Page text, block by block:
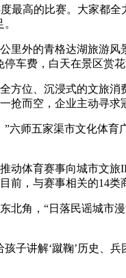
高的比赛。大家都全
外的青格达湖旅游风
车费，白天在景区赏
位、沉浸式的文旅消
抢而空，企业主动寻
师五家渠市文化体育
育赛事向城市文旅
，与赛事相关的14类
角，“日落民谣城市漫
讲解‘蹴鞠’历史、兵